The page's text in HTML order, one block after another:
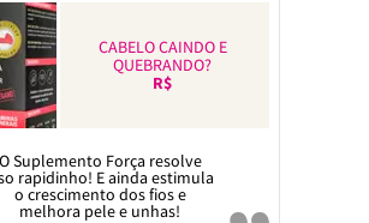
CABELO CAINDO E
QUEBRANDO?
R$
O Suplemento Força resolve
rapidinho! E ainda estimula
o crescimento dos fios e
melhora pele e unhas!